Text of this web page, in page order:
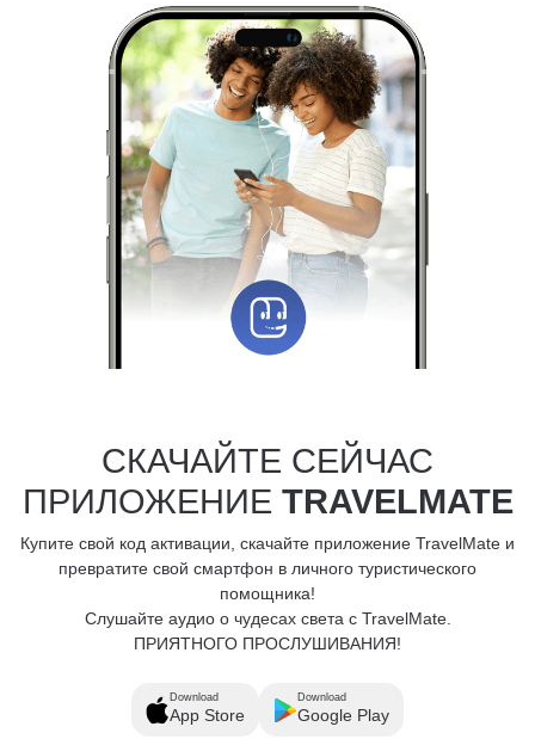
СКАЧАЙТЕ СЕЙЧАС
ПРИЛОЖЕНИЕ TRAVELMATE
Купите свой код активации, скачайте приложение TravelMate и
превратите свой смартфон в личного туристического
помощника!
Слушайте аудио о чудесах света с TravelMate.
ПРИЯТНОГО ПРОСЛУШИВАНИЯ!
Download
App Store
Download
Google Play